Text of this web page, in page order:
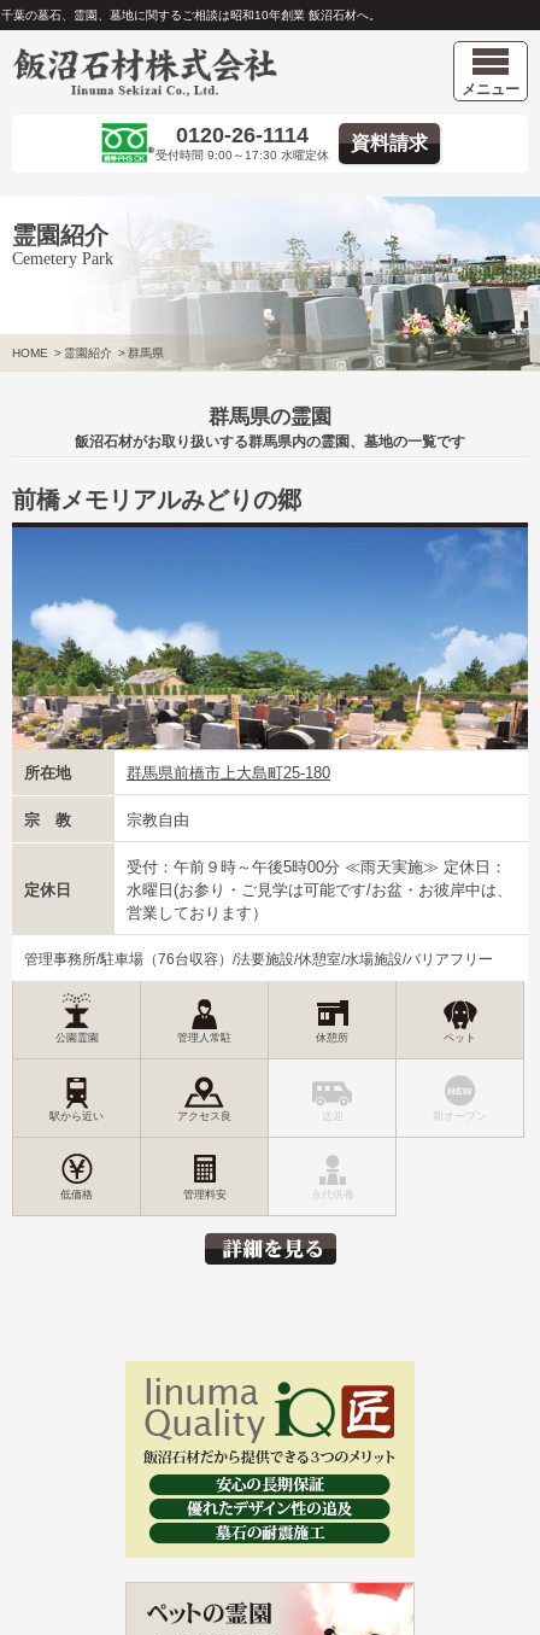
千葉の墓石、霊園、墓地に関するご相談は昭和10年創業 飯沼石材へ。
メニュー
0120-26-1114
受付時間 9:00～17:30 水曜定休
資料請求
霊園紹介
Cemetery Park
HOME > 霊園紹介 >群馬県
群馬県の霊園
飯沼石材がお取り扱いする群馬県内の霊園、墓地の一覧です
前橋メモリアルみどりの郷
所在地 群馬県前橋市上大島町25-180
宗 教 宗教自由
定休日
受付：午前９時～午後5時00分 ≪雨天実施≫ 定休日：
水曜日(お参り・ご見学は可能です/お盆・お彼岸中は、
営業しております）
管理事務所/駐車場（76台収容）/法要施設/休憩室/水場施設/バリアフリー
公園霊園 管理人常駐 休憩所 ペット
駅から近い アクセス良 送迎 新オープン
低価格 管理料安 永代供養